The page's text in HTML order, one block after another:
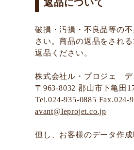
返品について
破損・汚損・不良品等の
さい。商品の返品をされ
返品ください。
株式会社ル・プロジェ デ
〒963-8032 郡山市下亀田
Tel.024-935-0885 Fax.024-
avant@leprojet.co.jp
但し、お客様のデータ作